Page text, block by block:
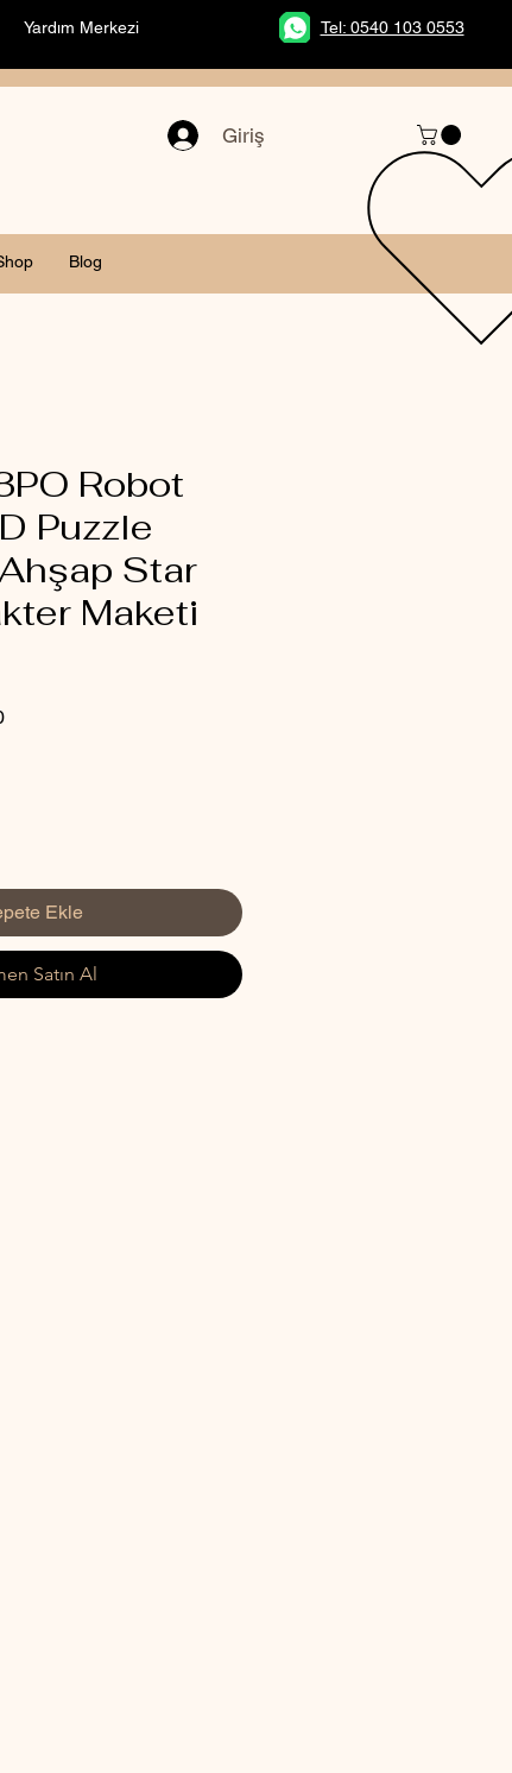
Tel: 0540 103 0553
Yardım Merkezi
Giriş
Blog
Robot
Puzzle
Star
Maketi
İndirimli
Ekle
Satın Al